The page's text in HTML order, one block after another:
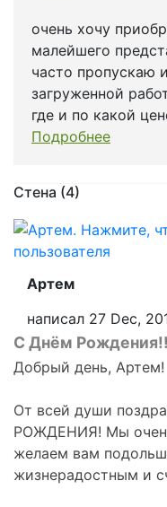
очень хочу
малейшего
часто пропускаю
загруженной
где и по какой
Подробнее
Стена (4)
Артем
написал 27 Dec,
С Днём
Добрый день, Артем!
От всей души
РОЖДЕНИЯ! Мы
желаем вам
жизнерадостным и